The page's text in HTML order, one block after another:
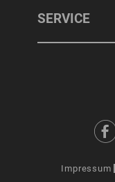
SERVICE
Impressum